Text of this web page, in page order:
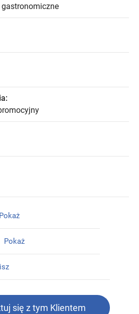
Pokaż
Pokaż
się z tym Klientem